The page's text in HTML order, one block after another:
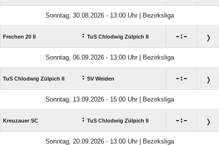
Sonntag, 30.08.2026 - 13:00 Uhr | Bezirksliga
Frechen 20 II : TuS Chlodwig Zülpich II :
Sonntag, 06.09.2026 - 13:00 Uhr | Bezirksliga
TuS Chlodwig Zülpich II : SV Weiden :
Sonntag, 13.09.2026 - 15:00 Uhr | Bezirksliga
Kreuzauer SC : TuS Chlodwig Zülpich II :
Sonntag, 20.09.2026 - 13:00 Uhr | Bezirksliga